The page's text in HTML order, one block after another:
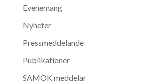
Evenemang
Nyheter
Pressmeddelande
Publikationer
SAMOK meddelar